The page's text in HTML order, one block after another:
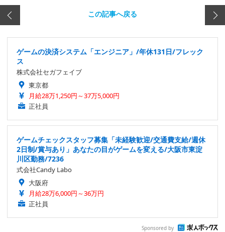
この記事へ戻る
ゲームの決済システム「エンジニア」/年休131日/フレック
ス
株式会社セガフェイブ
東京都
月給28万1,250円～37万5,000円
正社員
ゲームチェックスタッフ募集「未経験歓迎/交通費支給/週休
2日制/賞与あり」あなたの目がゲームを変える/大阪市東淀
川区勤務/7236
式会社Candy Labo
大阪府
月給28万6,000円～36万円
正社員
Sponsored by